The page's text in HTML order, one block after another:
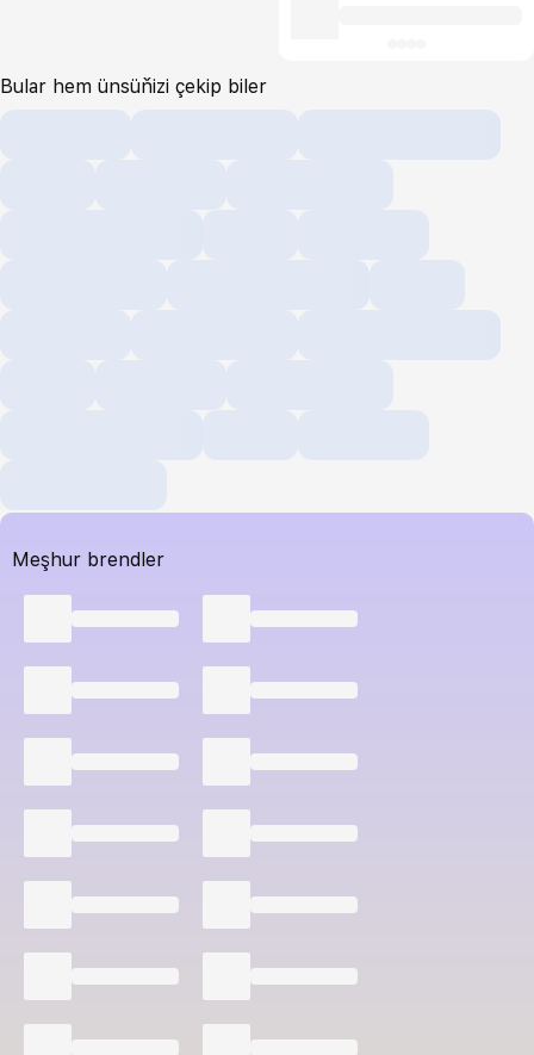
Bular hem ünsüňizi çekip biler
Meşhur brendler